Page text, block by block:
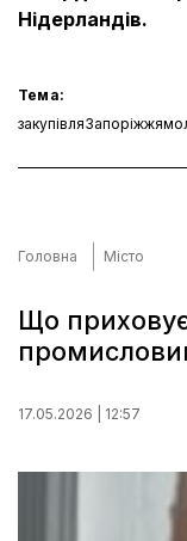
Нідерландів.
Тема:
закупівляЗапоріжжя
Головна Місто
Що
17.05.2026 | 12:57